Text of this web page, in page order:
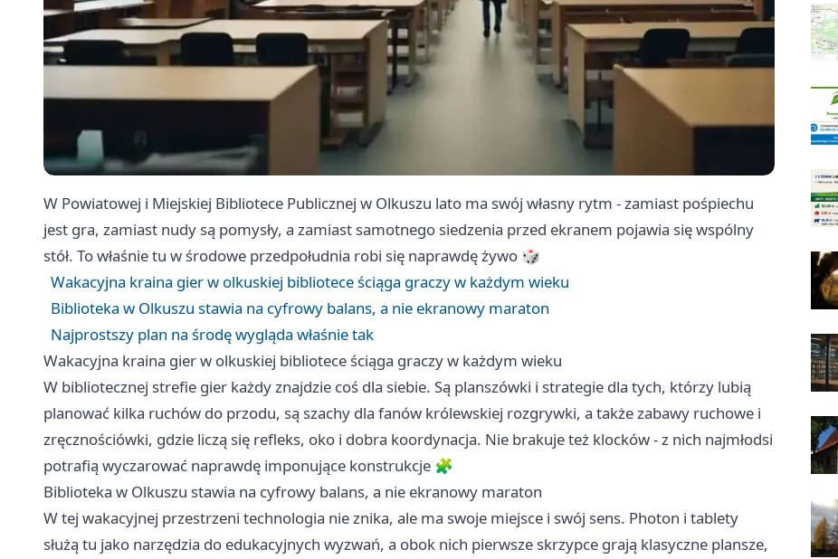
W Powiatowej i Miejskiej Bibliotece Publicznej w Olkuszu lato ma swój własny rytm - zamiast pośpiechu
jest gra, zamiast nudy są pomysły, a zamiast samotnego siedzenia przed ekranem pojawia się wspólny
stół. To właśnie tu w środowe przedpołudnia robi się naprawdę żywo 🎲
Wakacyjna kraina gier w olkuskiej bibliotece ściąga graczy w każdym wieku
Biblioteka w Olkuszu stawia na cyfrowy balans, a nie ekranowy maraton
Najprostszy plan na środę wygląda właśnie tak
Wakacyjna kraina gier w olkuskiej bibliotece ściąga graczy w każdym wieku
W bibliotecznej strefie gier każdy znajdzie coś dla siebie. Są planszówki i strategie dla tych, którzy lubią
planować kilka ruchów do przodu, są szachy dla fanów królewskiej rozgrywki, a także zabawy ruchowe i
zręcznościówki, gdzie liczą się refleks, oko i dobra koordynacja. Nie brakuje też klocków - z nich najmłodsi
potrafią wyczarować naprawdę imponujące konstrukcje 🧩
Biblioteka w Olkuszu stawia na cyfrowy balans, a nie ekranowy maraton
W tej wakacyjnej przestrzeni technologia nie znika, ale ma swoje miejsce i swój sens. Photon i tablety
służą tu jako narzędzia do edukacyjnych wyzwań, a obok nich pierwsze skrzypce grają klasyczne plansze,